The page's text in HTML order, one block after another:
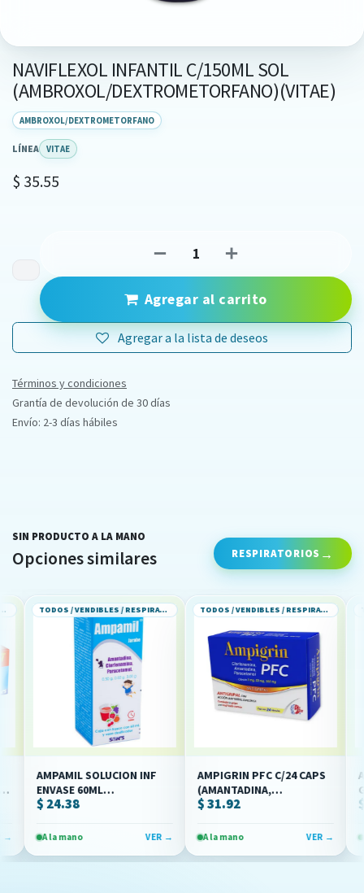
NAVIFLEXOL INFANTIL C/150ML SOL
(AMBROXOL/DEXTROMETORFANO)(VITAE)
AMBROXOL/DEXTROMETORFANO
LÍNEA VITAE
$ 35.55
Agregar al carrito
Agregar a la lista de deseos
Términos y condiciones
Grantía de devolución de 30 días
Envío: 2-3 días hábiles
SIN PRODUCTO A LA MANO
Opciones similares RESPIRATORIOS
PARACETAMOL)
TODOS / VENDIBLES / RESPIRATORIOS
AMPAMIL SOLUCION INF
ENVASE 60ML
(AMANTADINA/CLORFENAMINA/PARACETAMOL)
$ 24.38
A la mano VER →
TODOS / VENDIBLES / RESPIRATORIOS
AMPIGRIN PFC C/24 CAPS
(AMANTADINA,
CLORFENAMINA,
$ 31.92
A la mano VER →
$
A la